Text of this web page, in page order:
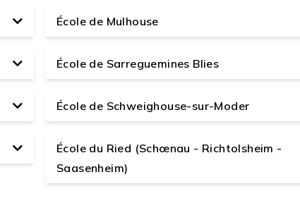
École de Mulhouse
École de Sarreguemines Blies
École de Schweighouse-sur-Moder
École du Ried (Schœnau - Richtolsheim -
Saasenheim)